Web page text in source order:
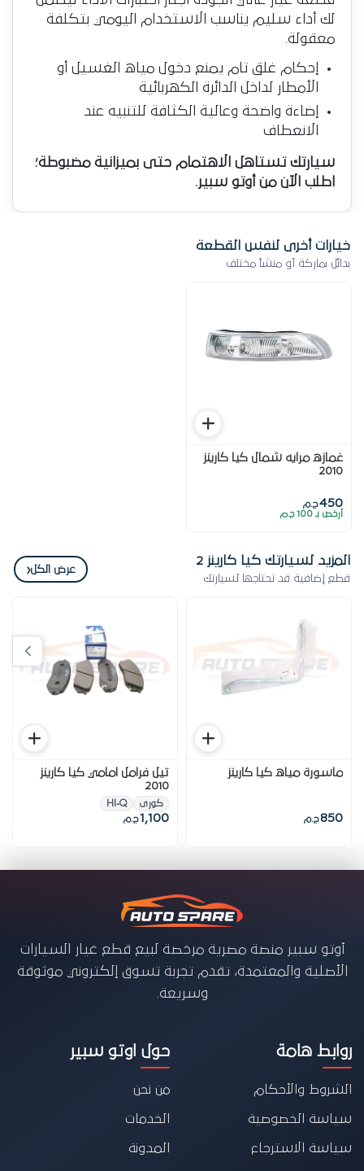
لك أداء سليم يناسب الاستخدام اليومي بتكلفة
معقولة.
إحكام غلق تام يمنع دخول مياه الغسيل أو
الأمطار لداخل الدائرة الكهربائية
إضاءة واضحة وعالية الكثافة للتنبيه عند
الانعطاف
سيارتك تستاهل الاهتمام حتى بميزانية مضبوطة؛
اطلب الآن من أوتو سبير.
خيارات أخرى لنفس القطعة
بدائل بماركة أو منشأ مختلف
غمازه مرايه شمال كيا كارينز
2010
450ج.م
أرخص بـ 100 ج.م
المزيد لسيارتك كيا كارينز 2
قطع إضافية قد تحتاجها لسيارتك
عرض الكل‹
ماسورة مياه كيا كارينز
850ج.م
تيل فرامل امامي كيا كارينز
2010
كورى HI-Q
1,100ج.م
أوتو سبير منصة مصرية مرخصة لبيع قطع غيار السيارات
الأصلية والمعتمدة، تقدم تجربة تسوق إلكتروني موثوقة
وسريعة.
روابط هامة
الشروط والأحكام
سياسة الخصوصية
سياسة الاسترجاع
حول اوتو سبير
من نحن
الخدمات
المدونة